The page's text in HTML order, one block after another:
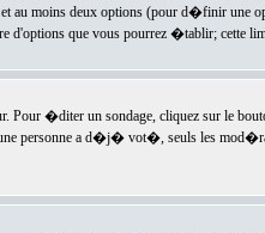
au moins deux options (pour d�finir
d'options que vous pourrez �tablir; cette
�diter un sondage, cliquez sur le
personne a d�j� vot�, seuls les